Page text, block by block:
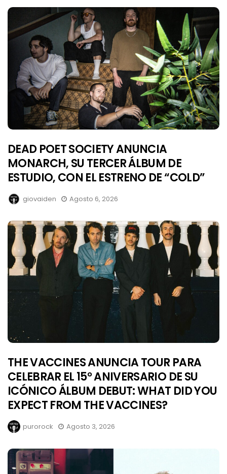
DEAD POET SOCIETY ANUNCIA
MONARCH, SU TERCER ÁLBUM DE
ESTUDIO, CON EL ESTRENO DE “COLD”
giovaiden Agosto 6, 2026
THE VACCINES ANUNCIA TOUR PARA
CELEBRAR EL 15° ANIVERSARIO DE SU
ICÓNICO ÁLBUM DEBUT: WHAT DID YOU
EXPECT FROM THE VACCINES?
purorock Agosto 3, 2026